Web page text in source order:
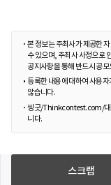
본 정보는 주최사가 제공한
수 있으며, 주최사 사정으로
공지사항을 통해 반드시 공
등록한 내용에 대하여 사용
않습니다.
씽굿/Thinkcontest.com/대
니다.
스크랩